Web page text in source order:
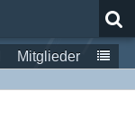
Mitglieder